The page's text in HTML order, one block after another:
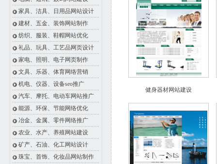
家具、洁具、日用品网站设计
建材、五金、装饰网站制作
纺织、服装、鞋帽网站优化
礼品、玩具、工艺品网页设计
家电、照明、电子网页制作
文具、乐器、体育网络营销
机电、仪器、设备seo推广
汽车、摩托、电动车网站推广
能源、环保、节能网络优化
冶金、金属、零件网络推广
农业、水产、养殖网站建设
矿产、石油、化工网站设计
珠宝、首饰、化妆品网站制作
健身器材网站建设